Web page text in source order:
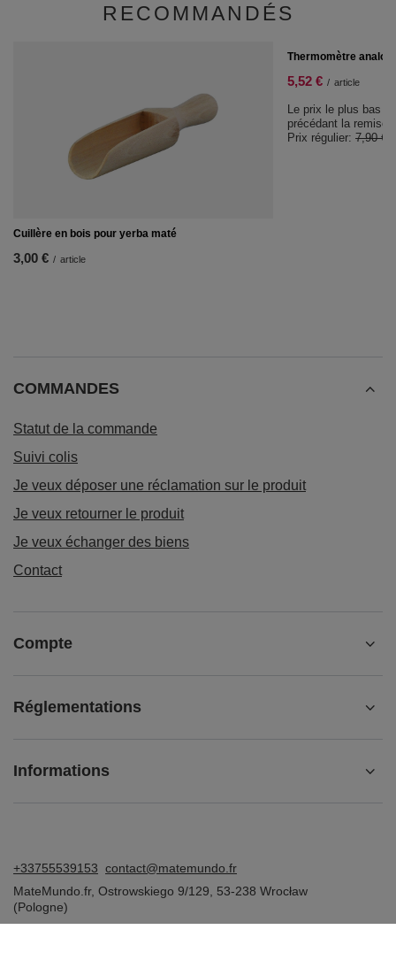
RECOMMANDÉS
Cuillère en bois pour yerba maté
3,00 € / article
Thermomètre
5,52 € / article
Le prix le plus bas
précédant la remise:
Prix régulier: 7,90 €
COMMANDES
Statut de la commande
Suivi colis
Je veux déposer une réclamation sur le produit
Je veux retourner le produit
Je veux échanger des biens
Contact
Compte
Réglementations
Informations
+33755539153 contact@matemundo.fr
MateMundo.fr, Ostrowskiego 9/129 53-238 Wrocław
(Pologne)